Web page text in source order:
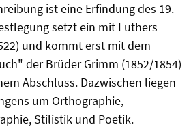
ist eine Erfindung des 19.
setzt ein mit Luthers
und kommt erst mit dem
der Brüder Grimm (1852/1854)
Abschluss. Dazwischen liegen
um Orthographie,
Stilistik und Poetik.